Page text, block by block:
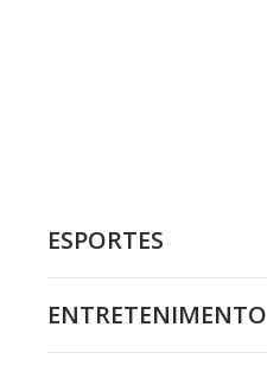
ESPORTES
ENTRETENIMENTO